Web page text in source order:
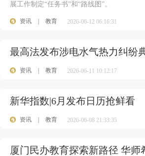
展工作制定“任务书”和“路线图”。
资讯 教育 2026-06-12 06:16:31
最高法发布涉电水气热力纠纷
资讯 教育 2026-06-11 10:12:17
新华指数|6月发布日历抢鲜看
资讯 教育 2026-06-08 21:33:35
厦门民办教育探索新路径 华